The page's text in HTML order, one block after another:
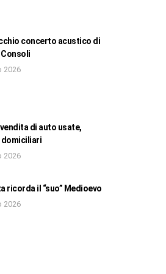
concerto acustico di
Consoli
2026
di auto usate,
domiciliari
2026
ricorda il “suo” Medioevo
2026